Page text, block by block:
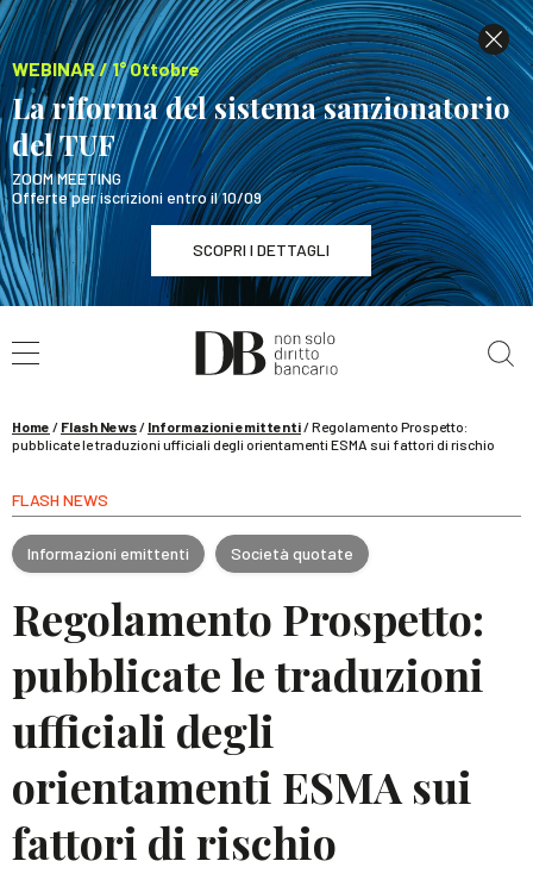
WEBINAR / 1° Ottobre
La riforma del sistema sanzionatorio
del TUF
ZOOM MEETING
Offerte per iscrizioni entro il 10/09
SCOPRI I DETTAGLI
WEBINAR / 1° Ottobre
La riforma del sistema sanzionatorio del TUF
Home / Flash News/ Informazioni emittenti/Regolamento Prospetto:
pubblicate le traduzioni ufficiali degli orientamenti ESMA sui fattori di rischio
FLASH NEWS
Informazioni emittenti Società quotate
Regolamento Prospetto:
pubblicate le traduzioni
ufficiali degli
orientamenti ESMA sui
fattori di rischio